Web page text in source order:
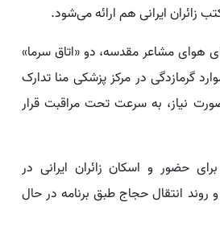
زائران ایرانی هم ارائه می‌شود.
هوای مشاعر مقدسه، دو «اتاق سرما»
گرمازدگی در مرکز پزشکی منا تدارک
نیاز، به سرعت تحت مراقبت قرار
حضور و اسکان زائران ایرانی در
روند انتقال حجاج طبق برنامه در حال